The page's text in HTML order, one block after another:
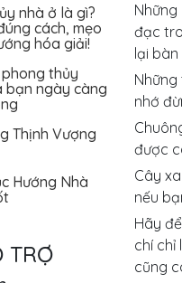
đạc
lại
nhớ
được
Cây
nếu
Hãy
chí chỉ
cũng
cách, mẹo
hóa giải!
phong thủy
bạn ngày càng
Thịnh Vượng
TRỢ